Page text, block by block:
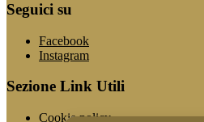
Seguici su
Facebook
Instagram
Sezione Link Utili
Cookie policy